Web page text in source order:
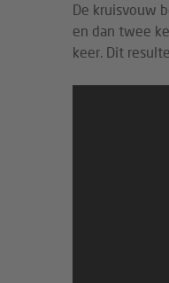
De kruisvouw
en dan twee
keer. Dit